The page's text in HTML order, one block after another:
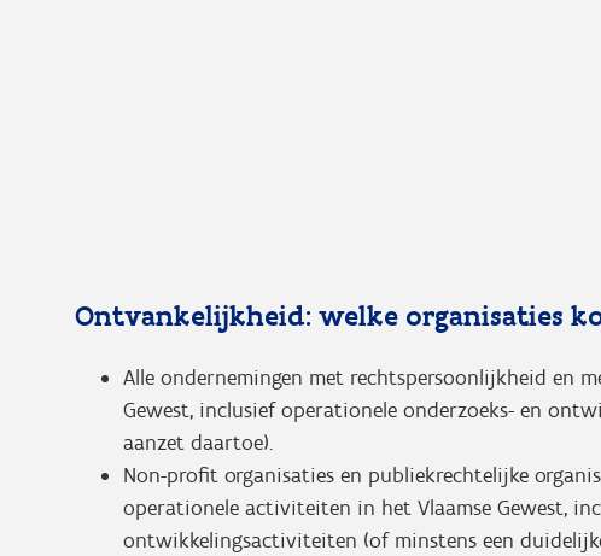
Ontvankelijkheid: welke organisaties
Alle ondernemingen met rechtspersoonlijkheid en
Gewest, inclusief operationele onderzoeks- en
aanzet daartoe).
Non-profit organisaties en publiekrechtelijke
operationele activiteiten in het Vlaamse Gewest,
ontwikkelingsactiviteiten (of minstens een